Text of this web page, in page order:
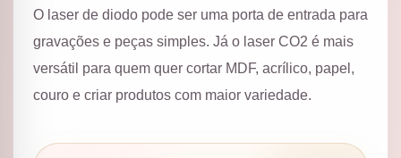
O laser de diodo pode ser uma porta de entrada para
gravações e peças simples. Já o laser CO2 é mais
versátil para quem quer cortar MDF, acrílico, papel,
couro e criar produtos com maior variedade.